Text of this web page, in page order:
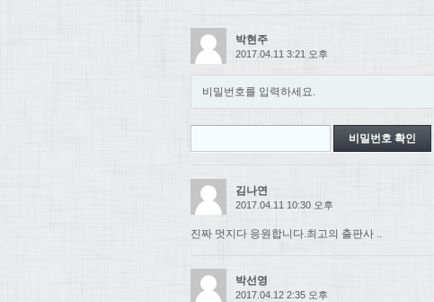
박현주
2017.04.11 3:21 오후
비밀번호를 입력하세요.
김나연
2017.04.11 10:30 오후
진짜 멋지다 응원합니다.최고의 출판사 ..
박선영
2017.04.12 2:35 오후